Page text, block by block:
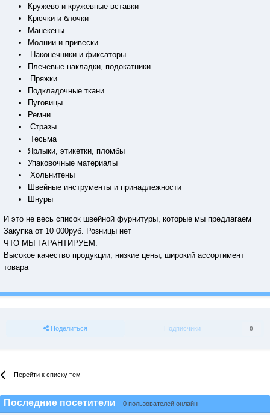
Кружево и кружевные вставки
Крючки и блочки
Манекены
Молнии и привески
Наконечники и фиксаторы
Плечевые накладки, подокатники
Пряжки
Подкладочные ткани
Пуговицы
Ремни
Стразы
Тесьма
Ярлыки, этикетки, пломбы
Упаковочные материалы
Хольнитены
Швейные инструменты и принадлежности
Шнуры
И это не весь список швейной фурнитуры, которые мы предлагаем
Закупка от 10 000руб. Розницы нет
ЧТО МЫ ГАРАНТИРУЕМ:
Высокое качество продукции, низкие цены, широкий ассортимент
товара
Поделиться Подписчики 0
Перейти к списку тем
Последние посетители 0 пользователей онлайн